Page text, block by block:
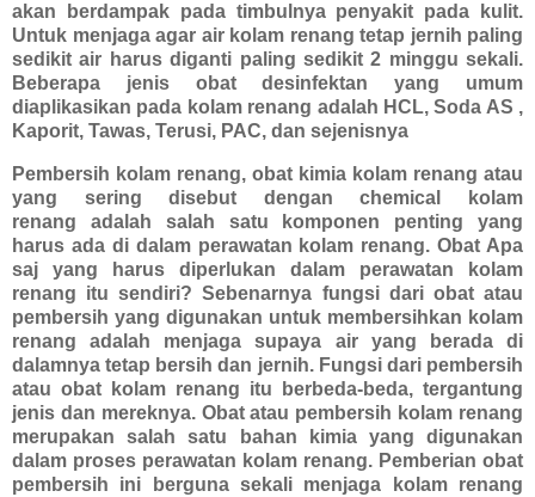
akan berdampak pada timbulnya penyakit pada kulit.
Untuk menjaga agar air kolam renang tetap jernih paling
sedikit air harus diganti paling sedikit 2 minggu sekali.
Beberapa jenis obat desinfektan yang umum
diaplikasikan pada kolam renang adalah HCL, Soda AS ,
Kaporit, Tawas, Terusi, PAC, dan sejenisnya
Pembersih kolam renang, obat kimia kolam renang atau
yang sering disebut denganchemical kolam
renang adalah salah satu komponen penting yang
harus ada di dalam perawatan kolam renang. Obat Apa
saj yang harus diperlukan dalam perawatan kolam
renang itu sendiri? Sebenarnya fungsi dari obat atau
pembersih yang digunakan untuk membersihkan kolam
renang adalah menjaga supaya air yang berada di
dalamnya tetap bersih dan jernih. Fungsi dari pembersih
atau obat kolam renang itu berbeda-beda, tergantung
jenis dan mereknya. Obat atau pembersih kolam renang
merupakan salah satu bahan kimia yang digunakan
dalam proses perawatan kolam renang. Pemberian obat
pembersih ini berguna sekali menjaga kolam renang